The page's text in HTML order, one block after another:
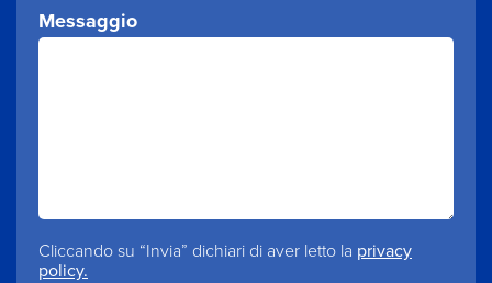
Messaggio
Cliccando su “Invia” dichiari di aver letto la privacy
policy.